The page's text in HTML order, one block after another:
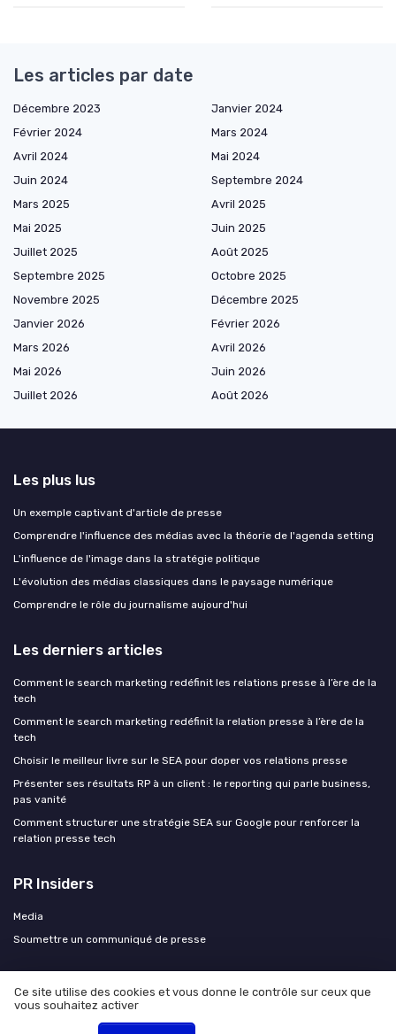
Les articles par date
Décembre 2023
Janvier 2024
Février 2024
Mars 2024
Avril 2024
Mai 2024
Juin 2024
Septembre 2024
Mars 2025
Avril 2025
Mai 2025
Juin 2025
Juillet 2025
Août 2025
Septembre 2025
Octobre 2025
Novembre 2025
Décembre 2025
Janvier 2026
Février 2026
Mars 2026
Avril 2026
Mai 2026
Juin 2026
Juillet 2026
Août 2026
Les plus lus
Un exemple captivant d'article de presse
Comprendre l'influence des médias avec la théorie de l'agenda setting
L'influence de l'image dans la stratégie politique
L'évolution des médias classiques dans le paysage numérique
Comprendre le rôle du journalisme aujourd'hui
Les derniers articles
Comment le search marketing redéfinit les relations presse à l’ère de la
tech
Comment le search marketing redéfinit la relation presse à l’ère de la
tech
Choisir le meilleur livre sur le SEA pour doper vos relations presse
Présenter ses résultats RP à un client : le reporting qui parle business,
pas vanité
Comment structurer une stratégie SEA sur Google pour renforcer la
relation presse tech
PR Insiders
Media
Soumettre un communiqué de presse
Mentions légales
Ce site utilise des cookies et vous donne le contrôle sur ceux que
vous souhaitez activer